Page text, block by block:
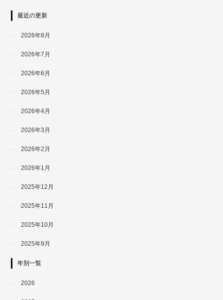
最近の更新
2026年8月
2026年7月
2026年6月
2026年5月
2026年4月
2026年3月
2026年2月
2026年1月
2025年12月
2025年11月
2025年10月
2025年9月
年別一覧
2026